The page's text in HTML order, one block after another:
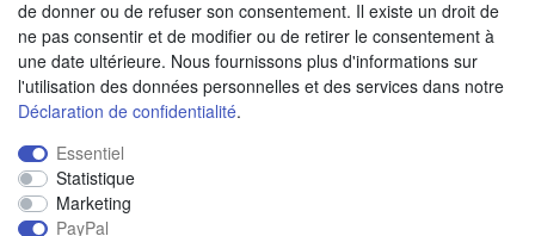
Nous trouver
de donner ou de refuser son consentement. Il existe un droit de
ne pas consentir et de modifier ou de retirer le consentement à
une date ultérieure. Nous fournissons plus d'informations sur
l'utilisation des données personnelles et des services dans notre
Déclaration de confidentialité.
Essentiel
Statistique
Marketing
PayPal